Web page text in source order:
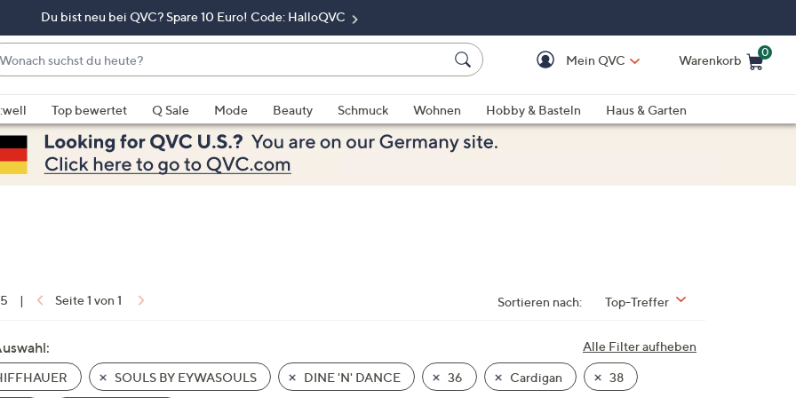
Du bist neu bei QVC? Spare 10 Euro! Code: HalloQVC
Mein QVC Warenkorb
0
Top bewertet Q Sale Mode Beauty Schmuck Wohnen Hobby & Basteln
Haus & Garten
| Seite 1 von 1 Sortieren nach: Top-Treffer
Alle Filter aufheben
SOULS BY EYWASOULS DINE 'N' DANCE 36 Cardigan 38